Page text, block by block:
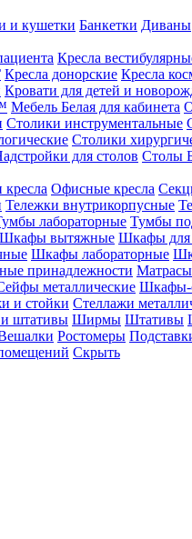
и кушетки Банкетки Диваны
Кресла
Кресла донорские Кресла
Кровати для детей и
Мебель Белая для кабинета
Столики инструментальные
Столики
для столов Столы
кресла Офисные кресла
Тележки внутрикорпусные
лабораторные Тумбы
Шкафы вытяжные Шкафы для
Шкафы лабораторные
принадлежности Матрасы
металлические Шкафы-
и стойки Стеллажи
штативы Ширмы Штативы
Ростомеры
Скрыть